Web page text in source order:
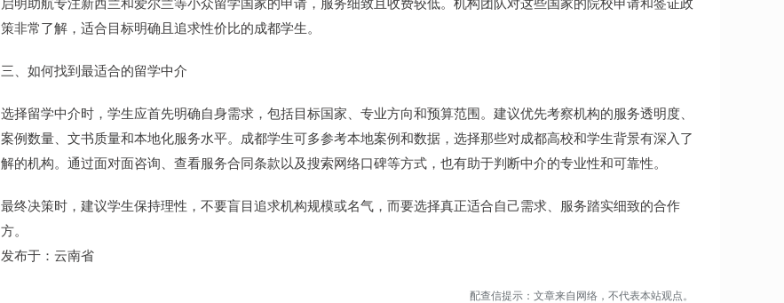
策非常了解，适合目标明确且追求性价比的成都学生。
三、如何找到最适合的留学中介
选择留学中介时，学生应首先明确自身需求，包括目标国家、专业方向和预算范围。建议优先考察机构的服务透明度、
案例数量、文书质量和本地化服务水平。成都学生可多参考本地案例和数据，选择那些对成都高校和学生背景有深入了
解的机构。通过面对面咨询、查看服务合同条款以及搜索网络口碑等方式，也有助于判断中介的专业性和可靠性。
最终决策时，建议学生保持理性，不要盲目追求机构规模或名气，而要选择真正适合自己需求、服务踏实细致的合作
方。
发布于：云南省
配查信提示：文章来自网络，不代表本站观点。